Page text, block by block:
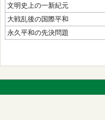
文明史上の一新紀元
大戦乱後の国際平和
永久平和の先決問題